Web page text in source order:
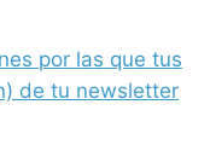
por las que tus
de tu newsletter